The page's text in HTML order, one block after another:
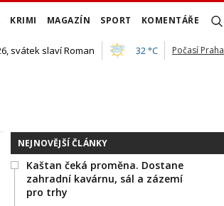
KRIMI MAGAZÍN SPORT KOMENTÁŘE
svátek slaví Roman 32 °C Počasí Praha
NEJNOVĚJŠÍ ČLÁNKY
Kaštan čeká proměna. Dostane
zahradní kavárnu, sál a zázemí
pro trhy